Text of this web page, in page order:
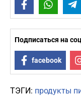
Facebook
Подписаться на
facebook
ТЭГИ: продукты